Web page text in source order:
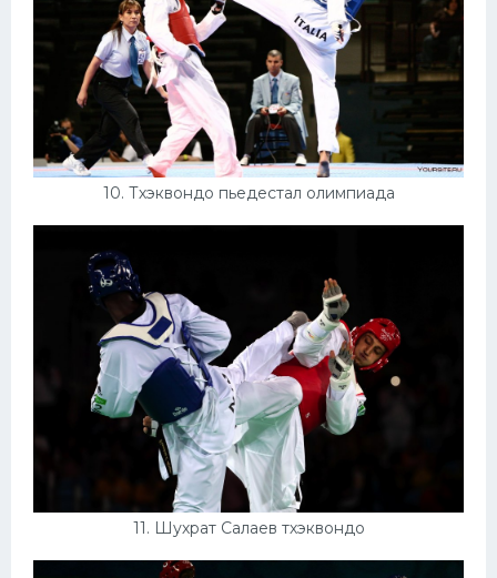
10. Тхэквондо пьедестал олимпиада
11. Шухрат Салаев тхэквондо